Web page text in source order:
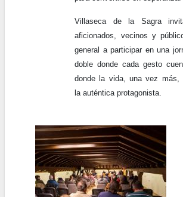
Villaseca de la Sagra
aficionados, vecinos y
general a participar en una
doble donde cada gesto
donde la vida, una vez más,
la auténtica protagonista.